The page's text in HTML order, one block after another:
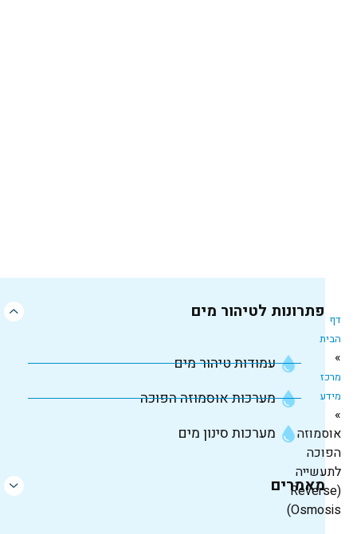
פתרונות לטיהור מים
עמודות טיהור מים
מערכות אוסמוזה הפוכה
מערכות סינון מים
מאמרים
דף
הבית
»
מרכז
מידע
»
אוסמוזה
הפוכה
לתעשייה
(Reverse
Osmosis)